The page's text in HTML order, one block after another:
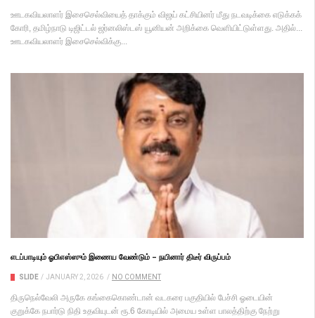
ஊடகவியலாளர் இசைசெல்வியைத் தாக்கும் விஜய் கட்சியினர் மீது நடவடிக்கை எடுக்கக்
கோரி, தமிழ்நாடு டிஜிட்டல் ஜர்னலிஸ்டஸ் யூனியன் அறிக்கை வெளியிட்டுள்ளது. அதில்...
ஊடகவியலாளர் இசைசெல்விக்கு...
எடப்பாடியும் ஓபிஎஸ்ஸும் இணைய வேண்டும் – நயினார் திடீர் விருப்பம்
SLIDE / JANUARY 2, 2026 / NO COMMENT
திருநெல்வேலி அருகே கங்கைகொண்டான் வடகரை பகுதியில் பேச்சி ஓடையின்
குறுக்கே நபார்டு நிதி உதவியுடன் ரூ.6 கோடியில் அமைய உள்ள பாலத்திற்கு நேற்று